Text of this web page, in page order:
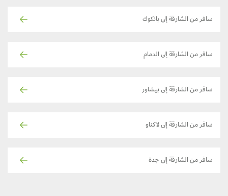
سافر من الشارقة إلى بانكوك
سافر من الشارقة إلى الدمام
سافر من الشارقة إلى بيشاور
سافر من الشارقة إلى لاكناو
سافر من الشارقة إلى جدة